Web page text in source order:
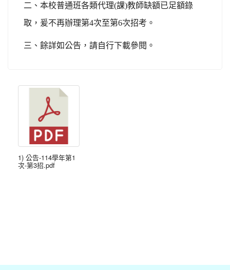
二、本校普通班各類代理(課)教師缺額已足額錄
取，爰不再辦理第4次至第6次招考。
三、餘詳如公告，請自行下載參閱。
1) 公告-114學年第1
次-第3招.pdf